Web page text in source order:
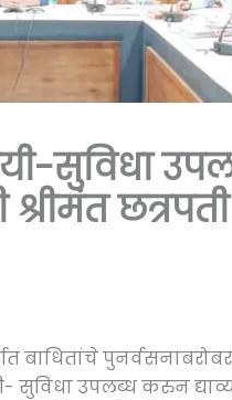
सुविधा
बाधितांचे
उपलब्ध करुन